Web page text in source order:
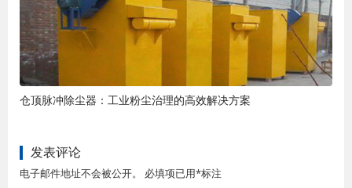
仓顶脉冲除尘器：工业粉尘治理的高效解决方案
发表评论
电子邮件地址不会被公开。 必填项已用*标注